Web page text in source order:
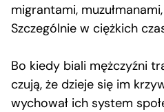
migrantami,
Szczególnie w ciężkich
Bo kiedy biali mężczyźni
czują, że dzieje się im
wychował ich system